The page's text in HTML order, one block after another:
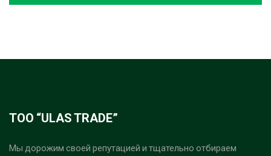
ТОО “ULAS TRADE”
Мы дорожим своей репутацией и тщательно отбираем